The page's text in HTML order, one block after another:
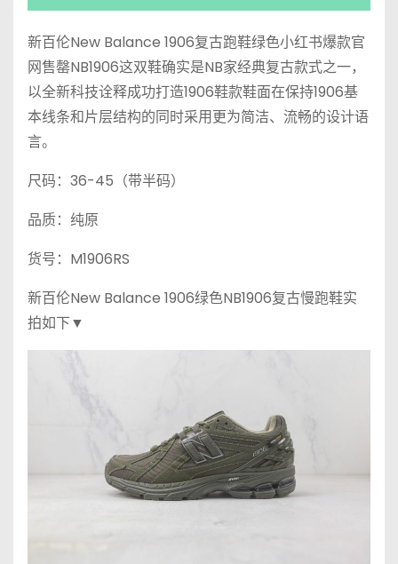
新百伦New Balance 1906复古跑鞋绿色小红书爆款官
网售罄NB1906这双鞋确实是NB家经典复古款式之一，
以全新科技诠释成功打造1906鞋款鞋面在保持1906基
本线条和片层结构的同时采用更为简洁、流畅的设计语
言。
尺码：36-45（带半码）
品质：纯原
货号：M1906RS
新百伦New Balance 1906绿色NB1906复古慢跑鞋实
拍如下▼